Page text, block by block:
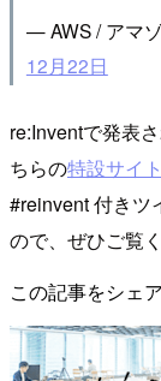
— AWS / アマ
12月22日
re:Inventで発表
ちらの特設サイト
#reinvent 付きツ
ので、ぜひご覧く
この記事をシェ